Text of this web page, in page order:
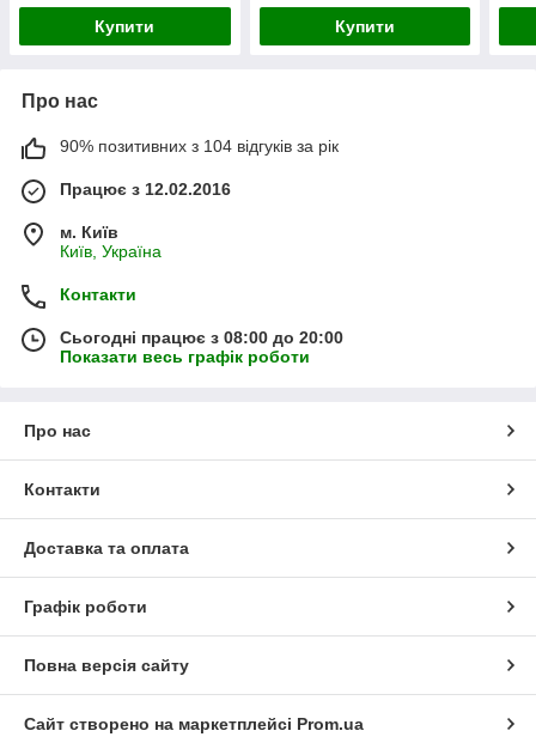
Купити Купити
Про нас
90% позитивних з 104 відгуків за рік
Працює з 12.02.2016
м. Київ
Київ, Україна
Контакти
Сьогодні працює з 08:00 до 20:00
Показати весь графік роботи
Про нас
Контакти
Доставка та оплата
Графік роботи
Повна версія сайту
Сайт створено на маркетплейсі Prom.ua